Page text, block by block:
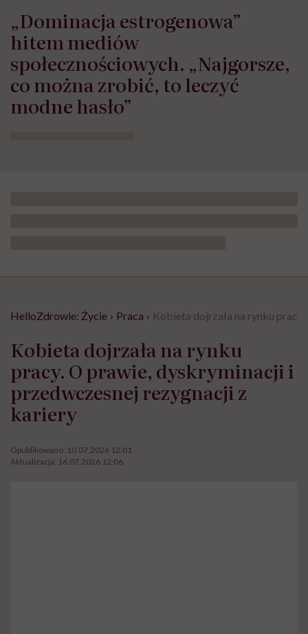
„Dominacja estrogenowa”
hitem mediów
społecznościowych. „Najgorsze,
co można zrobić, to leczyć
modne hasło”
HelloZdrowie: Życie › Praca › Kobieta dojrzała na rynku
Kobieta dojrzała na rynku
pracy. O prawie, dyskryminacji i
przedwczesnej rezygnacji z
kariery
Opublikowano: 10.07.2026 12:01
Aktualizacja: 16.07.2026 12:06